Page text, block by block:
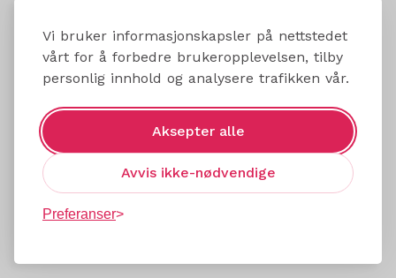
Vi bruker informasjonskapsler på nettstedet
vårt for å forbedre brukeropplevelsen, tilby
personlig innhold og analysere trafikken vår.
Aksepter alle
Avvis ikke-nødvendige
Preferanser